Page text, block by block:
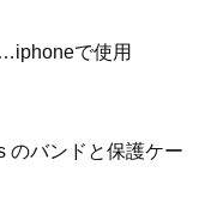
で使用
のバンドと保護ケー